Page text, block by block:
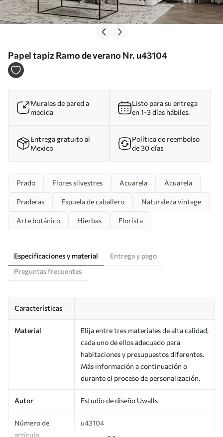
Papel tapiz Ramo de verano Nr. u43104
Murales de pared a
medida
Listo para su entrega
en 1-3 días hábiles.
Entrega gratuito al
Mexico
Política de reembolso
de 30 días
Prado Flores silvestres Acuarela Acuarela
Praderas Espuela de caballero Naturaleza vintage
Arte botánico Hierbas Florista
Especificaciones y material
Entrega y pago
Preguntas frecuentes
Características
Material
Elija entre tres materiales de alta calidad,
cada uno de ellos adecuado para
habitaciones y presupuestos diferentes.
Más información a continuación o
durante el proceso de personalización.
Autor Estudio de diseño Uwalls
Número de
artículo
u43104